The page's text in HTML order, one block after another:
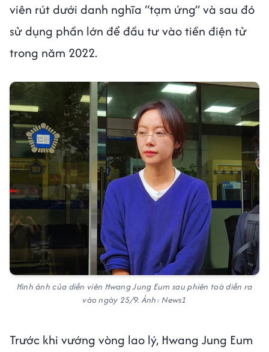
viên rút dưới danh nghĩa “tạm ứng” và sau đó
sử dụng phần lớn để đầu tư vào tiền điện tử
trong năm 2022.
Hình ảnh của diễn viên Hwang Jung Eum sau phiên toà diễn ra
vào ngày 25/9. Ảnh: News1
Trước khi vướng vòng lao lý, Hwang Jung Eum